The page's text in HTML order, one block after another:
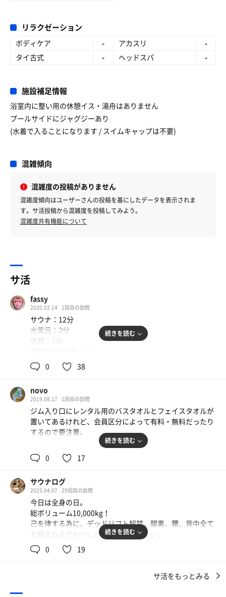
リラクゼーション
ボディケア - アカスリ
-
タイ古式
- ヘッドスパ -
施設補足情報
浴室内に整い用の休憩イス・湯舟はありません
プールサイドにジャグジーあり
(水着で入ることになります / スイムキャップは不要)
混雑傾向
混雑度の投稿がありません
混雑度傾向はユーザーさんの投稿を基にしたデータを表示されま
す。サ活投稿から混雑度を投稿してみよう。
混雑度共有機能について
サ活
fassy
2020.02.14 1回目の訪問
サウナ：12分
水風呂：2分
休憩：5分
一言：
#サウナ
大きなサウナストーブ。2段（一部スペースは1段）、12人
ぐらい座れそう。温度計は88度の表示だったけれど、息苦
しさはなく長く座っていられます。
先客さんが2人おられたぐらいで、ゆったりスペースで楽
しめました。
#水風呂
お湯のお風呂はないけれど、水風呂があってよかった^^。
2人座ればいっぱいになるスペースですが、サウナ利用の
方が少ないので問題なし。
17-18度ぐらいでしょうか。
#ととのいスポット
座るしかありません。都市部のスポーツクラブなので仕方
続きを読む
0 38
novo
2019.08.17 1回目の訪問
ジム入り口にレンタル用のバスタオルとフェイスタオルが
置いてあるけれど、会員区分によって有料・無料だったり
するので要注意。
すこし筋トレしたあとメインのサウナ。
ロッカールームで服を脱ぎ、バスタオルを腰に巻きシャワ
シャワーを浴びたあと、サウナ入口横にあるビート板を水
で流し、サウナ室へ。
サウナ室は広くてきれい。でかいサウナストーブで温度も
アツい。テレビなし。BGMは洋楽POPS。
水風呂は冷たすぎないでじっくり入っていられる温度。
続きを読む
0 17
サウナログ
2025.04.07 29回目の訪問
今日は全身の日。
総ボリューム10,000kg！
己を律する為に、デッドリフト解禁。腿裏、腰、背中全て
を鍛えれる代わりにとんでもなくきつい。
久々に1時間超えるトレーニングでした。
環境から変えよと思ってインスタログアウト&アプリ削除
続きを読む
0 19
サ活をもっとみる